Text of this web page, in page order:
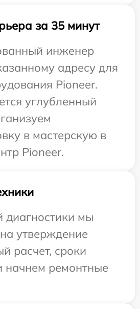
за 35 минут
инженер
адресу для
Pioneer.
углубленный
в мастерскую в
Pioneer.
диагностики мы
утверждение
расчет, сроки
начнем ремонтные